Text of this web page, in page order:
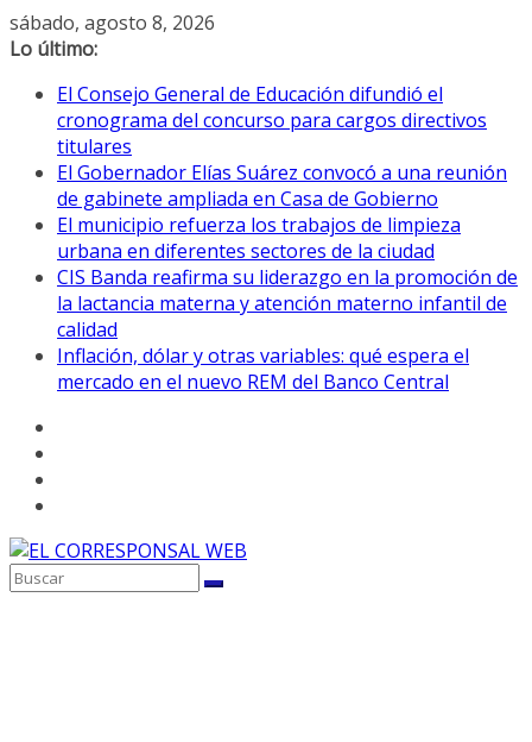
Saltar
al
sábado, agosto 8, 2026
Lo último:
El Consejo General de Educación difundió el
cronograma del concurso para cargos directivos
titulares
El Gobernador Elías Suárez convocó a una reunión
de gabinete ampliada en Casa de Gobierno
El municipio refuerza los trabajos de limpieza
urbana en diferentes sectores de la ciudad
CIS Banda reafirma su liderazgo en la promoción de
la lactancia materna y atención materno infantil de
calidad
Inflación, dólar y otras variables: qué espera el
mercado en el nuevo REM del Banco Central